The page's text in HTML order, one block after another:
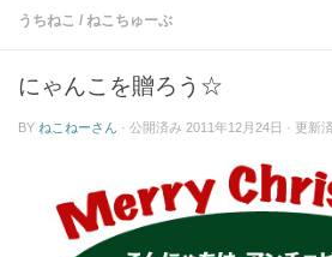
うちねこ / ねこちゅーぶ
にゃんこを贈ろう☆
BY ねこねーさん · 公開済み 2011年12月24日 · 更新
ゴ